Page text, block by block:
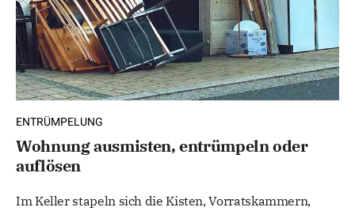
ENTRÜMPELUNG
Wohnung ausmisten, entrümpeln oder
auflösen
Im Keller stapeln sich die Kisten, Vorratskammern,